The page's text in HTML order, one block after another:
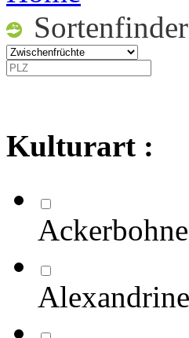
Sortenfinder
Kulturart :